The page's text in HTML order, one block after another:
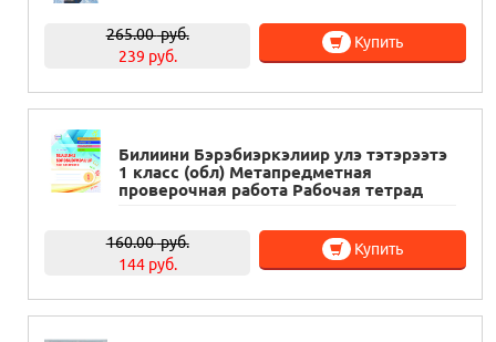
265.00руб.
239 руб.
Купить
Билиини Бэрэбиэркэлиир улэ тэтэрээтэ
1 класс (обл) Метапредметная
проверочная работа Рабочая тетрад
160.00руб.
144 руб.
Купить